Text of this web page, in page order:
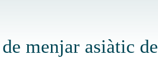
menjar asiàtic de